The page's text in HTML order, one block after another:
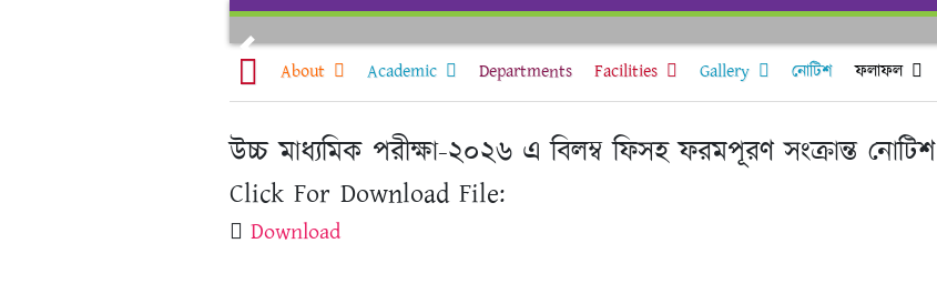
Previous
About Academic Departments Facilities Gallery নোটিশ ফলাফল
উচ্চ মাধ্যমিক পরীক্ষা-২০২৬ এ বিলম্ব ফিসহ ফরমপূরণ সংক্রান্ত নোটিশ
Click For Download File:
Download